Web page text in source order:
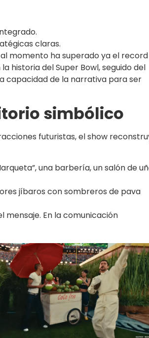
claras.
momento ha superado ya el
historia del Super Bowl, seguido del
capacidad de la narrativa para ser
simbólico
futuristas, el show
una barbería, un salón de
jíbaros con sombreros de pava
mensaje. En la comunicación